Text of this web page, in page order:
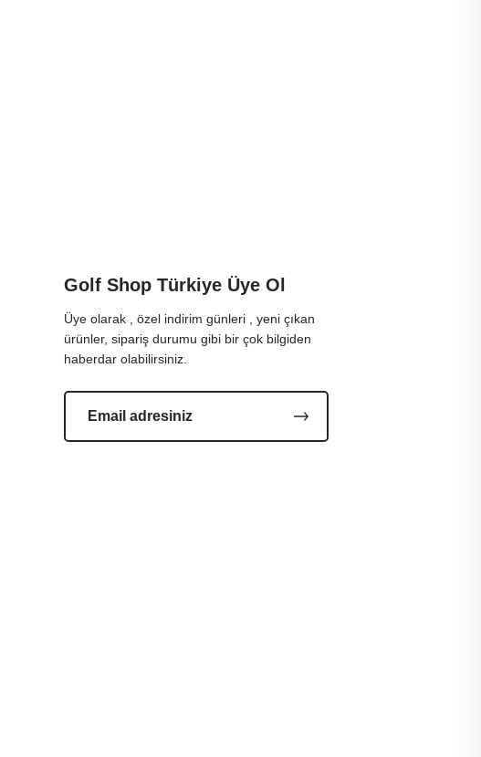
Golf Shop Türkiye Üye Ol
Üye olarak , özel indirim günleri , yeni çıkan
ürünler, sipariş durumu gibi bir çok bilgiden
haberdar olabilirsiniz.